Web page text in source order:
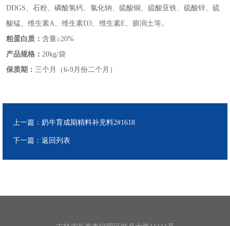
DDGS、石粉、磷酸氢钙、氯化钠、硫酸铜、硫酸亚铁、硫酸锌、硫
酸锰、维生素A、维生素D3、维生素E、膨润土等。
粗蛋白质： 含量≥20%
产品规格： 20kg/袋
保质期： 三个月（6-9月份二个月）
上一篇：奶牛育成期精料补充料2#1618
下一篇：返回列表